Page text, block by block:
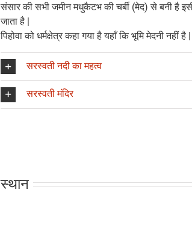
संसार की सभी जमीन मधुकैटभ की चर्बी (मेद) से बनी है
जाता है |
पिहोवा को धर्मक्षेत्र कहा गया है यहाँ कि भूमि मेदनी नहीं है |
सरस्वती नदी का महत्व
सरस्वती मंदिर
स्थान